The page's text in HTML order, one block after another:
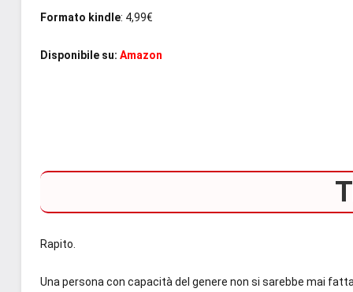
Formato kindle: 4,99€
Disponibile su: Amazon
Rapito.
Una persona con capacità del genere non si sarebbe mai